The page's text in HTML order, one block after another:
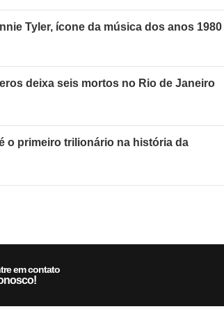
Tyler, ícone da música dos anos 1980
deixa seis mortos no Rio de Janeiro
o primeiro trilionário na história da
em contato